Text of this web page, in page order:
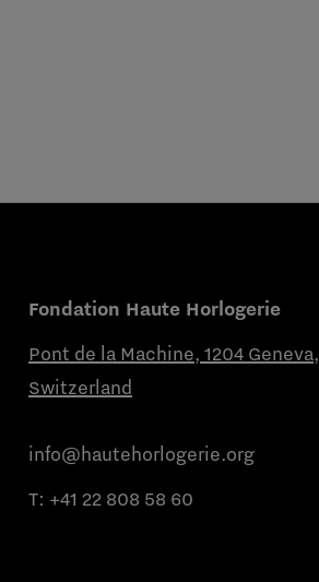
Fondation Haute Horlogerie
Pont de la Machine, 1204 Geneva,
Switzerland
info@hautehorlogerie.org
T: +41 22 808 58 60